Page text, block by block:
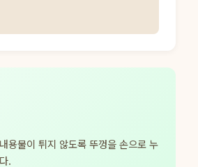
용물이 튀지 않도록 뚜껑을 손으로 누
.